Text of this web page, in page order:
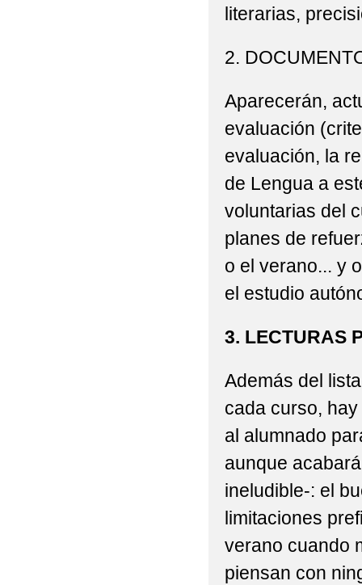
literarias,
2.
Aparecerán,
evaluación
evaluación, la
de Lengua a
voluntarias del
planes de
o el verano... y
el estudio
3. LECTURAS
Además del
cada curso,
al alumnado
aunque
ineludible-: el
limitaciones
verano cuando
piensan con